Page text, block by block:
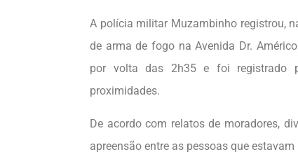
A polícia militar Muzambinho registrou,
de arma de fogo na Avenida Dr.
por volta das 2h35 e foi registrado
proximidades.
De acordo com relatos de moradores,
apreensão entre as pessoas que